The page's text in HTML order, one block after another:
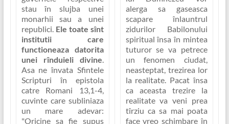
stau în slujba unei
monarhii sau a unei
republici. Ele toate sînt
institutii care
functioneaza datorita
unei rînduieli divine.
Asa ne învata Sfintele
Scripturi în epistola
catre Romani 13,1-4,
cuvinte care subliniaza
un mare adevar:
"Oricine sa fie supus
alerga sa gaseasca
scapare înlauntrul
zidurilor Babilonului
spiritual însa în mintea
tuturor se va petrece
un fenomen ciudat,
neasteptat, trezirea lor
la realitate. Pacat însa
ca aceasta trezire la
realitate va veni prea
tîrziu ca sa mai poata
face vreo schimbare în